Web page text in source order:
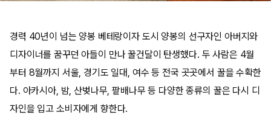
경력 40년이 넘는 양봉 베테랑이자 도시 양봉의 선구자인 아버지와
디자이너를 꿈꾸던 아들이 만나 꿀건달이 탄생했다. 두 사람은 4월
부터 8월까지 서울, 경기도 일대, 여수 등 전국 곳곳에서 꿀을 수확한
다. 아카시아, 밤, 산벚나무, 팥배나무 등 다양한 종류의 꿀은 다시 디
자인을 입고 소비자에게 향한다.